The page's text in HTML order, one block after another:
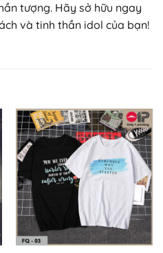
tượng. Hãy sở hữu ngay
và tinh thần idol của bạn!